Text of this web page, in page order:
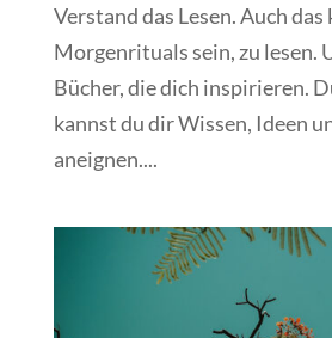
Verstand das Lesen. Auch das
Morgenrituals sein, zu lesen.
Bücher, die dich inspirieren.
kannst du dir Wissen, Ideen
aneignen....